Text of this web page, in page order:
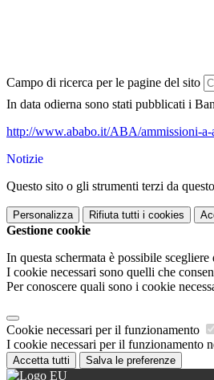
Campo di ricerca per le pagine del sito
In data odierna sono stati pubblicati i
http://www.ababo.it/ABA/ammissioni-a-
Notizie
Questo sito o gli strumenti terzi da
Personalizza Rifiuta tutti i cookies
Gestione cookie
In questa schermata è possibile
I cookie necessari sono quelli che
Per conoscere quali sono i cookie
Cookie necessari per il funzionamento
I cookie necessari per il funzionamento
Accetta tutti Salva le preferenze